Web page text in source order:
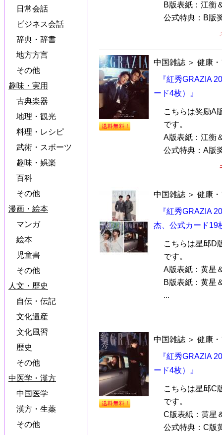
日常会話
ビジネス会話
辞典・辞書
地方方言
その他
趣味・実用
古典楽器
地理・観光
料理・レシピ
武術・スボーツ
趣味・娯楽
百科
その他
漫画・絵本
マンガ
絵本
児童書
その他
人文・歴史
自伝・伝記
文化遺産
文化風習
歴史
その他
中医学・漢方
中国医学
漢方・生薬
その他
B版表紙：江衡
公式特典：B版
中国雑誌 ＞ 健康
『紅秀GRAZIA
ード4枚）』
こちらは奖励A
です。
A版表紙：江衡
公式特典：A版
中国雑誌 ＞ 健康
『紅秀GRAZIA
杰、公式カード19
こちらは星邱D
です。
A版表紙：黄星
B版表紙：黄星
...
中国雑誌 ＞ 健康
『紅秀GRAZIA
ード4枚）』
こちらは星邱C
です。
C版表紙：黄星
公式特典：C版